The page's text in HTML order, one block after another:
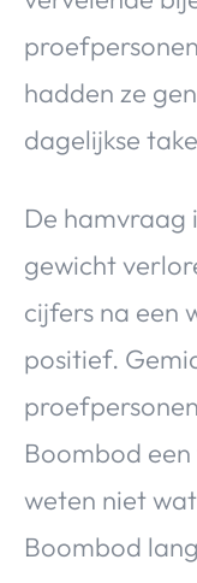
hadden ze
dagelijkse
De hamvraag
gewicht
cijfers na een
positief.
proefpersonen
Boombod
weten niet
Boombod